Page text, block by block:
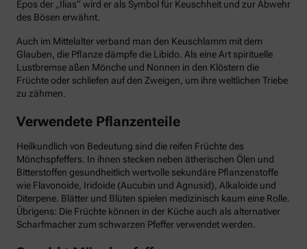
Epos der „Ilias“ wird er als Symbol für Keuschheit und zur Abwehr
des Bösen erwähnt.
Auch im Mittelalter verband man den Keuschlamm mit dem
Glauben, die Pflanze dämpfe die Libido. Als eine Art spirituelle
Lustbremse aßen Mönche und Nonnen in den Klöstern die
Früchte oder schliefen auf den Zweigen, um ihre weltlichen Triebe
zu zähmen.
Verwendete Pflanzenteile
Heilkundlich von Bedeutung sind die reifen Früchte des
Mönchspfeffers. In ihnen stecken neben ätherischen Ölen und
Bitterstoffen gesundheitlich wertvolle sekundäre Pflanzenstoffe
wie Flavonoide, Iridoide (Aucubin und Agnusid), Alkaloide und
Diterpene. Blätter und Blüten spielen medizinisch kaum eine Rolle.
Übrigens: Die Früchte können in der Küche auch als alternativer
Scharfmacher zum schwarzen Pfeffer verwendet werden.